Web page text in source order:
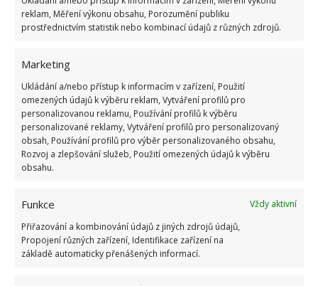
reklam, Měření výkonu obsahu, Porozumění publiku
prostřednictvím statistik nebo kombinací údajů z různých zdrojů.
Marketing
Ukládání a/nebo přístup k informacím v zařízení, Použití
omezených údajů k výběru reklam, Vytváření profilů pro
personalizovanou reklamu, Používání profilů k výběru
personalizované reklamy, Vytváření profilů pro personalizovaný
obsah, Používání profilů pro výběr personalizovaného obsahu,
Rozvoj a zlepšování služeb, Použití omezených údajů k výběru
obsahu.
Funkce
Vždy aktivní
Přiřazování a kombinování údajů z jiných zdrojů údajů,
Propojení různých zařízení, Identifikace zařízení na
základě automaticky přenášených informací.
Pokud vám zip drhne nebo se už úplně zasekl, nalijte
na něj trochu aviváže. Díky němu bude jezdec na
se vám daná věc poškodí.
Snadné odstranění staré tapety
Pokud se chystáte na změnu interiéru a nedaří se
vám odlepit stará tapeta ze stěny, nechte v 1 litru
tapetu a nechte ji půl hodiny působit. Potom by
Zdroj:Hellaproperty,Express